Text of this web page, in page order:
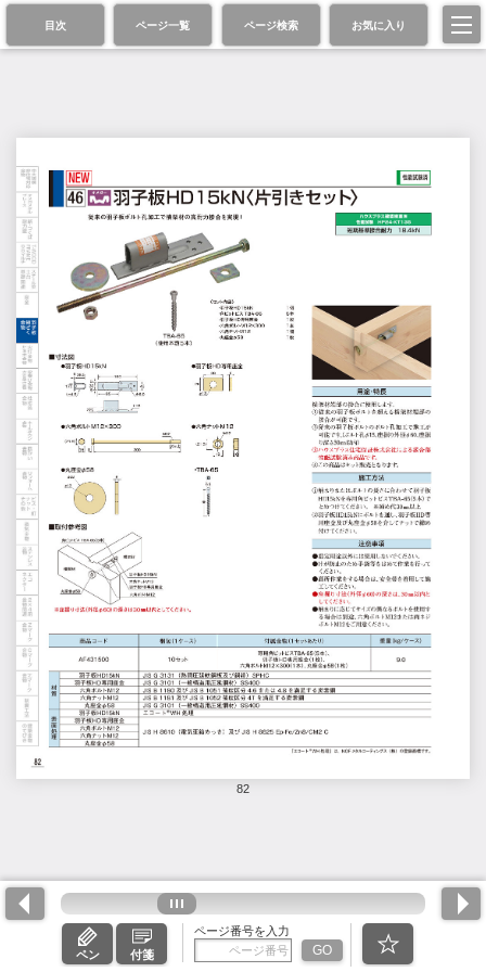
目次 ページ一覧 ページ検索 お気に入り
82
ペン 付箋
ページ番号を入力
GO